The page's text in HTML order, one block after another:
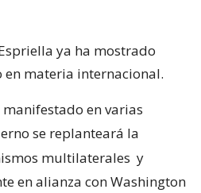
ya ha mostrado
en materia internacional.
en varias
se replanteará la
multilaterales y
en alianza con Washington